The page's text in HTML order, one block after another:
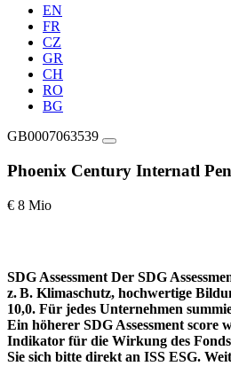
EN
FR
CZ
GR
CH
RO
BG
GB0007063539
Phoenix Century Internatl
€ 8 Mio
SDG Assessment Der SDG
z. B. Klimaschutz, hochwertige
10,0. Für jedes Unternehmen
Ein höherer SDG Assessment
Indikator für die Wirkung des
Sie sich bitte direkt an ISS ESG.